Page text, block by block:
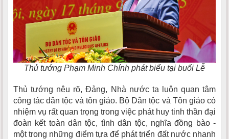
Thủ tướng Phạm Minh Chính phát biểu tại buổi Lễ
Thủ tướng nêu rõ, Đảng, Nhà nước ta luôn quan tâm
công tác dân tộc và tôn giáo. Bộ Dân tộc và Tôn giáo có
nhiệm vụ rất quan trọng trong việc phát huy tinh thần đại
đoàn kết toàn dân tộc, tình dân tộc, nghĩa đồng bào -
một trong những điểm tựa để phát triển đất nước nhanh